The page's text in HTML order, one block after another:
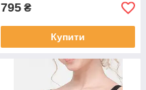
795 ₴
Купити